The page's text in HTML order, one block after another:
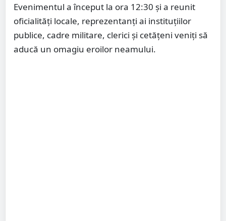
Evenimentul a început la ora 12:30 și a reunit
oficialități locale, reprezentanți ai instituțiilor
publice, cadre militare, clerici și cetățeni veniți să
aducă un omagiu eroilor neamului.